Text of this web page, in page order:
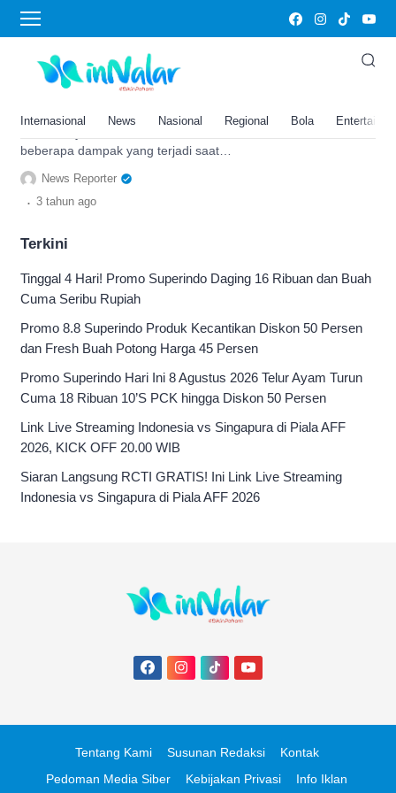
Internasional News Nasional Regional Bola
paha
Jangan Sekali-kali Memangku
Laptop di Paha atu Penyakit
beberapa dampak yang terjadi saat
memangku laptop. Bisa mandul sampai
sindrom kulit.
News Reporter
. 3 tahun ago
Terkini
Tinggal 4 Hari! Promo Superindo Daging 16 Ribuan dan Buah
Cuma Seribu Rupiah
Promo 8.8 Superindo Produk Kecantikan Diskon 50 Persen
dan Fresh Buah Potong Harga 45 Persen
Promo Superindo Hari Ini 8 Agustus 2026 Telur Ayam Turun
Cuma 18 Ribuan 10’S PCK hingga Diskon 50 Persen
Link Live Streaming Indonesia vs Singapura di Piala AFF
2026, KICK OFF 20.00 WIB
Siaran Langsung RCTI GRATIS! Ini Link Live Streaming
Indonesia vs Singapura di Piala AFF 2026
Tentang Kami Susunan Redaksi
Kontak
Pedoman Media Siber
Kebijakan Privasi Info Iklan